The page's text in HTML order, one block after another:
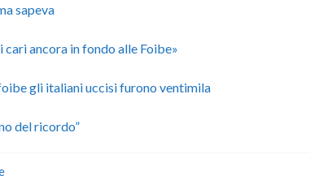
sapeva
cari ancora in fondo alle Foibe»
gli italiani uccisi furono ventimila
del ricordo”